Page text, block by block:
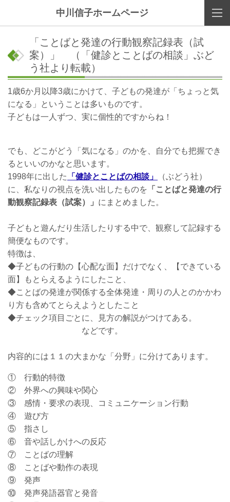
中川信子ホームページ
「ことばと発達の行動観察記録表（試
案）」 （「健診とことばの相談」ぶど
う社より転載）
1歳6か月以降3歳にかけて、子どもの発達が「ちょっと気
になる」ということは多いものです。
子どもは一人ずつ、実に個性的ですからね！
でも、どこがどう「気になる」のかを、自分でも把握でき
るといいのかなと思います。
1998年に出した
「健診とことばの相談」
（ぶどう社）
に、私なりの視点を洗い出したものを
「ことばと発達の行
動観察記録表（試案）」 にまとめました。
子どもと遊んだり生活したりする中で、観察して記録する
簡便なものです。
特徴は、
◆子どもの行動の【心配な面】だけでなく、【 できている
面】もとらえるようにしたこと、
◆ことばの発達が関係する全体発達・周りの人とのかかわ
り方も含めてとらえようとしたこと
◆チェック項目ごとに、見方の解説がつけてある。
などです。
内容的には １１の大まかな「分野」に分けてあります。
① 行動的特徴
② 外界への興味や関心
③ 感情・要求の表現、コミュニケーション行動
④ 遊び方
⑤ 指さし
⑥ 音や話しかけへの反応
⑦ ことばの理解
⑧ ことばや動作の表現
⑨ 発声
⑩ 発声発語器官と発音